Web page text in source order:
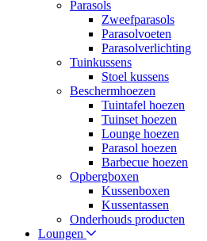
Parasols
Zweefparasols
Parasolvoeten
Parasolverlichting
Tuinkussens
Stoel kussens
Beschermhoezen
Tuintafel hoezen
Tuinset hoezen
Lounge hoezen
Parasol hoezen
Barbecue hoezen
Opbergboxen
Kussenboxen
Kussentassen
Onderhouds producten
Loungen